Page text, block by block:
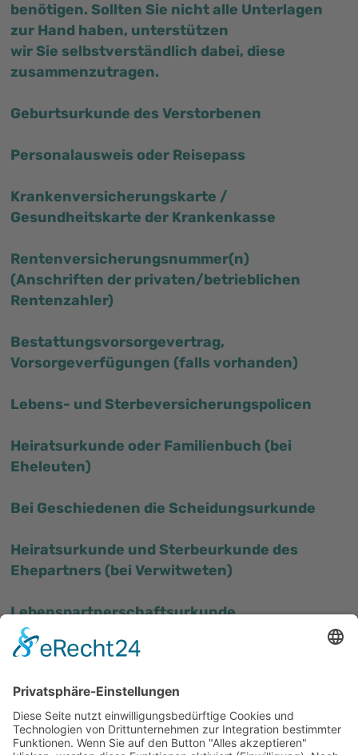
benötigen. Sollten Sie nicht alle Unterlagen
zur Hand haben, unterstützen
wir Sie selbstverständlich dabei, diese
zusammenzutragen.
Geburtsurkunde des Verstorbenen
Personalausweis oder Reisepass
Krankenversicherungskarte /
Gesundheitskarte der Krankenkasse
Rentenversicherungsnummer(n)
(Anschriften der privaten/betrieblichen
Rentenzahler)
Bestattungsvorsorgevertrag,
Vorsorgeverfügungen (falls vorhanden)
Lebens- und Sterbeversicherungspolicen
Heiratsurkunde oder Familienbuch (bei
Eheleuten)
Bei Geschiedenen die Scheidungsurkunde
Heiratsurkunde und Sterbeurkunde des
Ehepartners (bei Verwitweten)
Lebenspartnerschaftsurkunde
Heiratsurkunde und Scheidungsurteil (bei
Graburkunde (falls vorhanden)